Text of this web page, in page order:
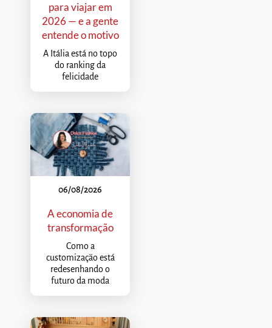
para viajar em
2026 — e a gente
entende o motivo
A Itália está no topo
do ranking da
felicidade
06/08/2026
A economia de
transformação
Como a
customização está
redesenhando o
futuro da moda